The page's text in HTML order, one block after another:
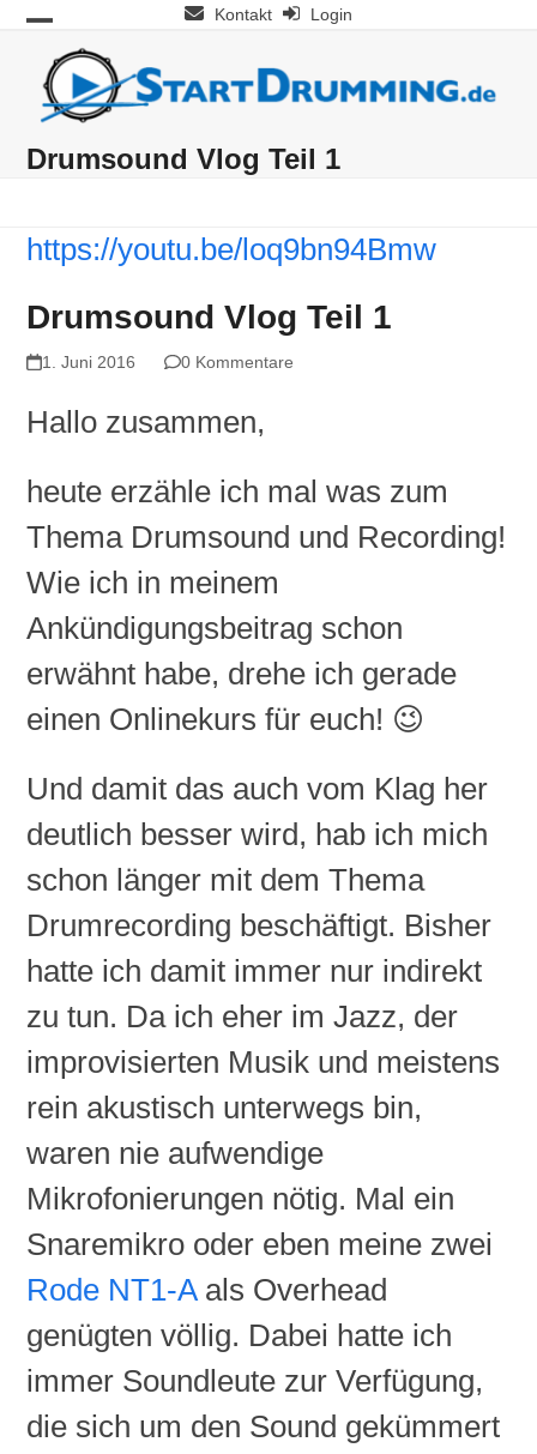
Skip
content
Kontakt Login
Open
mobile
menu
Close
mobile
menu
Drumsound Vlog Teil 1
https://youtu.be/loq9bn94Bmw
Drumsound Vlog Teil 1
1. Juni 2016 0 Kommentare
Hallo zusammen,
heute erzähle ich mal was zum
Thema Drumsound und Recording!
Wie ich in meinem
Ankündigungsbeitrag schon
erwähnt habe, drehe ich gerade
einen Onlinekurs für euch! 😉
Und damit das auch vom Klag her
deutlich besser wird, hab ich mich
schon länger mit dem Thema
Drumrecording beschäftigt. Bisher
hatte ich damit immer nur indirekt
zu tun. Da ich eher im Jazz, der
improvisierten Musik und meistens
rein akustisch unterwegs bin,
waren nie aufwendige
Mikrofonierungen nötig. Mal ein
Snaremikro oder eben meine zwei
Rode NT1-Aals Overhead
genügten völlig. Dabei hatte ich
immer Soundleute zur Verfügung,
die sich um den Sound gekümmert